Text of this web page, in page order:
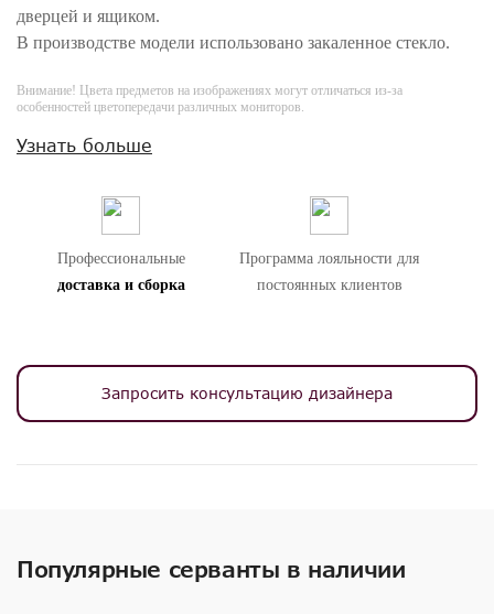
дверцей и ящиком.
В производстве модели использовано закаленное стекло.
Внимание! Цвета предметов на изображениях могут отличаться из-за
особенностей цветопередачи различных мониторов.
Узнать больше
Профессиональные
доставка и сборка
Программа лояльности для
постоянных клиентов
Запросить консультацию дизайнера
Популярные серванты в наличии